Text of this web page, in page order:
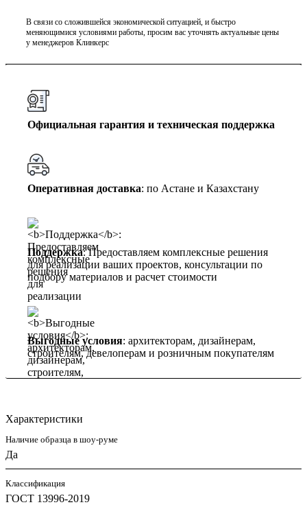
В связи со сложившейся экономической ситуацией, и быстро
меняющимися условиями работы, просим вас уточнять актуальные цены
у менеджеров Клинкерс
Официальная гарантия и техническая поддержка
Оперативная доставка: по Астане и Казахстану
Поддержка: Предоставляем комплексные решения
для реализации ваших проектов, консультации по
подбору материалов и расчет стоимости
Выгодные условия: архитекторам, дизайнерам,
строителям, девелоперам и розничным покупателям
Характеристики
Наличие образца в шоу-руме
Да
Классификация
ГОСТ 13996-2019